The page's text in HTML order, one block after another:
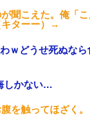
聞こえた。俺「
ターー）→
ｗどうせ死ぬな
しかない…
を触ってほざく